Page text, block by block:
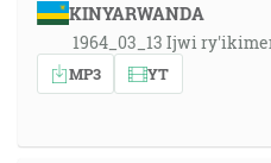
KINYARWANDA
1964_03_13 Ijwi
MP3 YT